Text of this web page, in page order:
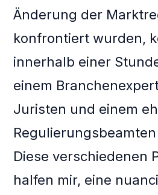
Änderung der
konfrontiert wurden,
innerhalb einer
einem
Juristen und einem
Diese verschiedenen
halfen mir, eine